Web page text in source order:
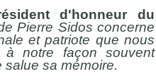
d'honneur du
Pierre Sidos concerne
et patriote que nous
notre façon souvent
sa mémoire.